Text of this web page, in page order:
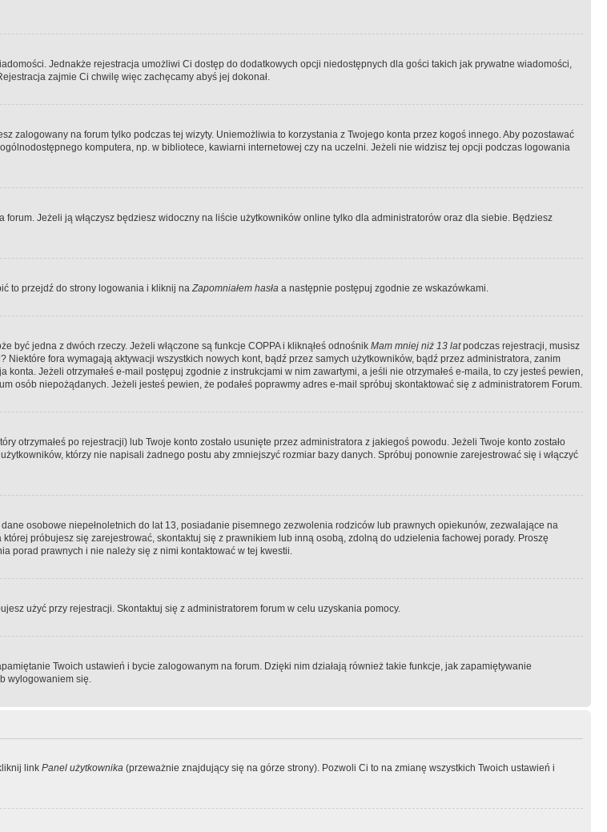
Jednakże rejestracja umożliwi Ci dostęp do dodatkowych opcji niedostępnych dla gości takich jak prywatne wiadomości,
zajmie Ci chwilę więc zachęcamy abyś jej dokonał.
zalogowany na forum tylko podczas tej wizyty. Uniemożliwia to korzystania z Twojego konta przez kogoś innego. Aby pozostawać
komputera, np. w bibliotece, kawiarni internetowej czy na uczelni. Jeżeli nie widzisz tej opcji podczas logowania
Jeżeli ją włączysz będziesz widoczny na liście użytkowników online tylko dla administratorów oraz dla siebie. Będziesz
to przejdź do strony logowania i kliknij naZapomniałem hasła a następnie postępuj zgodnie ze wskazówkami.
być jedna z dwóch rzeczy. Jeżeli włączone są funkcje COPPA i kliknąłeś odnośnik Mam mniej niż 13 latpodczas rejestracji, musisz
fora wymagają aktywacji wszystkich nowych kont, bądź przez samych użytkowników, bądź przez administratora, zanim
Jeżeli otrzymałeś e-mail postępuj zgodnie z instrukcjami w nim zawartymi, a jeśli nie otrzymałeś e-maila, to czy jesteś pewien,
osób niepożądanych. Jeżeli jesteś pewien, że podałeś poprawmy adres e-mail spróbuj skontaktować się z administratorem Forum.
otrzymałeś po rejestracji) lub Twoje konto zostało usunięte przez administratora z jakiegoś powodu. Jeżeli Twoje konto zostało
którzy nie napisali żadnego postu aby zmniejszyć rozmiar bazy danych. Spróbuj ponownie zarejestrować się i włączyć
osobowe niepełnoletnich do lat 13, posiadanie pisemnego zezwolenia rodziców lub prawnych opiekunów, zezwalające na
próbujesz się zarejestrować, skontaktuj się z prawnikiem lub inną osobą, zdolną do udzielenia fachowej porady. Proszę
porad prawnych i nie należy się z nimi kontaktować w tej kwestii.
użyć przy rejestracji. Skontaktuj się z administratorem forum w celu uzyskania pomocy.
Twoich ustawień i bycie zalogowanym na forum. Dzięki nim działają również takie funkcje, jak zapamiętywanie
wylogowaniem się.
link Panel użytkownika (przeważnie znajdujący się na górze strony). Pozwoli Ci to na zmianę wszystkich Twoich ustawień i